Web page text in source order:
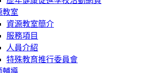
教室
資源教室簡介
服務項目
人員介紹
特殊教育推行委員會
輔導